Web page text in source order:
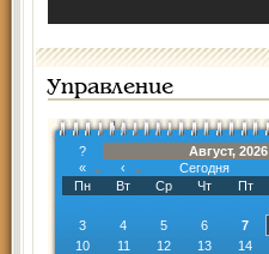
Управление
?
Август, 2026
«
‹ Сегодня
Пн
Вт Ср Чт Пт
3
4 5 6 7
10
11 12 13 14